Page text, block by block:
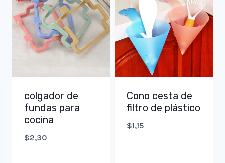
colgador de
fundas para
cocina
$2,30
Cono cesta de
filtro de plástico
$1,15